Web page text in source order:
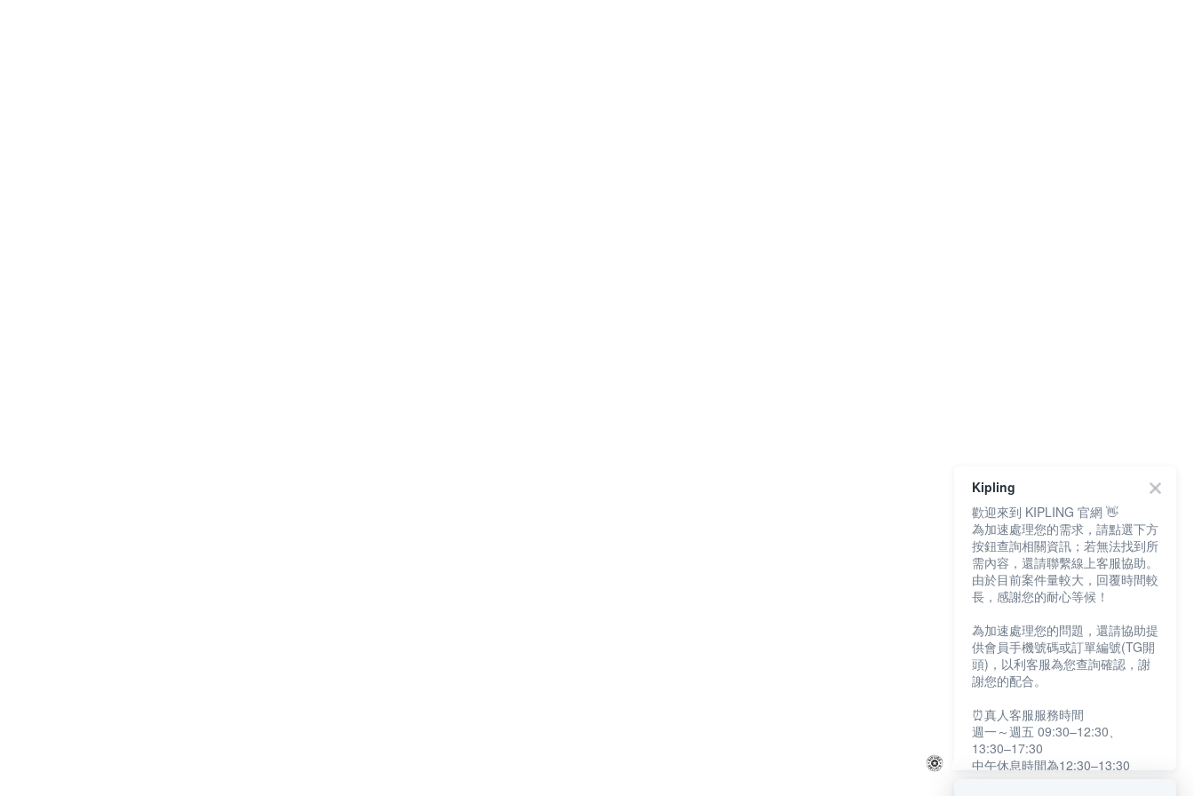
Kipling
歡迎來到 KIPLING 官網 👋
為加速處理您的需求，請點選下方
按鈕查詢相關資訊；若無法找到所
需內容，還請聯繫線上客服協助。
由於目前案件量較大，回覆時間較
長，感謝您的耐心等候！
為加速處理您的問題，還請協助提
供會員手機號碼或訂單編號(TG開
頭)，以利客服為您查詢確認，謝
謝您的配合。
⏰真人客服服務時間
週一～週五 09:30–12:30、
13:30–17:30
中午休息時間為12:30–13:30